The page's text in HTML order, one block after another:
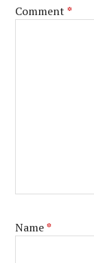
Comment*
Name*